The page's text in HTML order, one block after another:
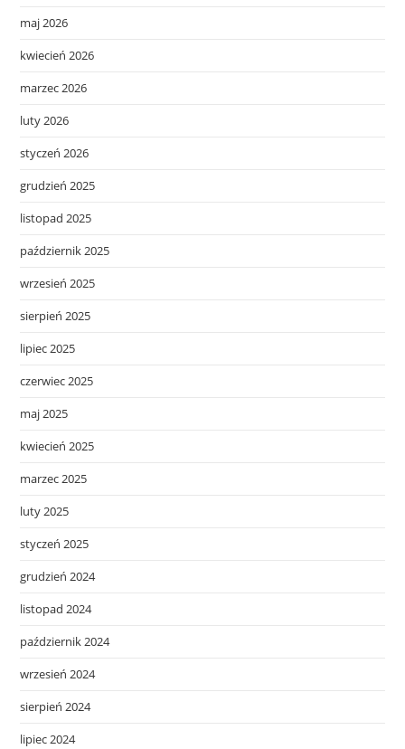
maj 2026
kwiecień 2026
marzec 2026
luty 2026
styczeń 2026
grudzień 2025
listopad 2025
październik 2025
wrzesień 2025
sierpień 2025
lipiec 2025
czerwiec 2025
maj 2025
kwiecień 2025
marzec 2025
luty 2025
styczeń 2025
grudzień 2024
listopad 2024
październik 2024
wrzesień 2024
sierpień 2024
lipiec 2024